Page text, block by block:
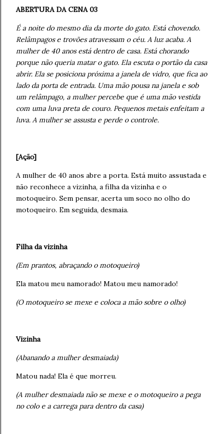
ABERTURA DA CENA 03
É a noite do mesmo dia da morte do gato. Está chovendo.
Relâmpagos e trovões atravessam o céu. A luz acaba. A
mulher de 40 anos está dentro de casa. Está chorando
porque não queria matar o gato. Ela escuta o portão da casa
abrir. Ela se posiciona próxima a janela de vidro, que fica ao
lado da porta de entrada. Uma mão pousa na janela e sob
um relâmpago, a mulher percebe que é uma mão vestida
com uma luva preta de couro. Pequenos metais enfeitam a
luva. A mulher se assusta e perde o controle.
[Ação]
A mulher de 40 anos abre a porta. Está muito assustada e
não reconhece a vizinha, a filha da vizinha e o
motoqueiro. Sem pensar, acerta um soco no olho do
motoqueiro. Em seguida, desmaia.
Filha da vizinha
(Em prantos, abraçando o motoqueiro)
Ela matou meu namorado! Matou meu namorado!
(O motoqueiro se mexe e coloca a mão sobre o olho)
Vizinha
(Abanando a mulher desmaiada)
Matou nada! Ela é que morreu.
(A mulher desmaiada não se mexe e o motoqueiro a pega
no colo e a carrega para dentro da casa)